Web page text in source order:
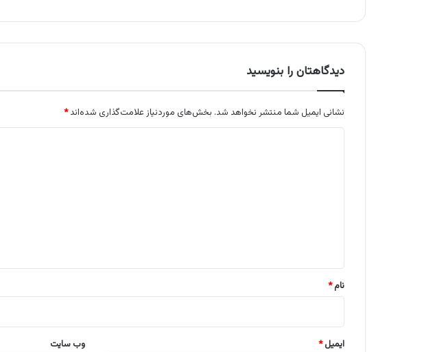
دیدگاهتان را بنویسید
نشانی ایمیل شما منتشر نخواهد شد. بخش‌های موردنیاز علامت‌گذاری شده‌اند*
نام*
ایمیل* وب‌ سایت